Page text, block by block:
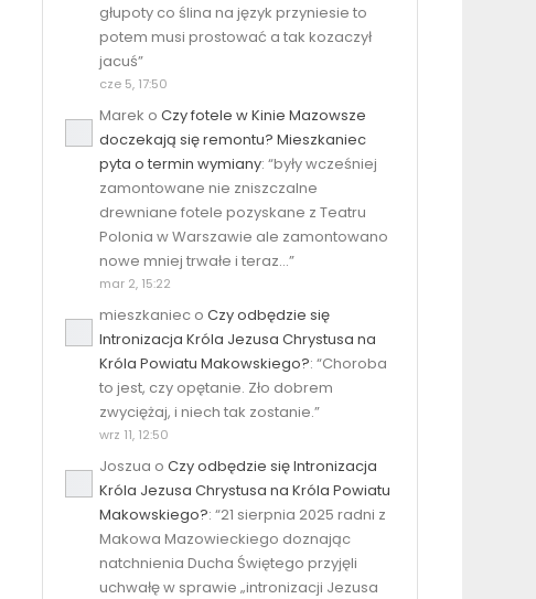
głupoty co ślina na język przyniesie to
potem musi prostować a tak kozaczył
jacuś”
cze 5, 17:50
Marek o Czy fotele w Kinie Mazowsze
doczekają się remontu? Mieszkaniec
pyta o termin wymiany: “były wcześniej
zamontowane nie zniszczalne
drewniane fotele pozyskane z Teatru
Polonia w Warszawie ale zamontowano
nowe mniej trwałe i teraz…”
mar 2, 15:22
mieszkanieco Czy odbędzie się
Intronizacja Króla Jezusa Chrystusa na
Króla Powiatu Makowskiego?: “Choroba
to jest, czy opętanie. Zło dobrem
zwyciężaj, i niech tak zostanie.”
wrz 11, 12:50
Joszua o Czy odbędzie się Intronizacja
Króla Jezusa Chrystusa na Króla Powiatu
Makowskiego?: “21 sierpnia 2025 radni z
Makowa Mazowieckiego doznając
natchnienia Ducha Świętego przyjęli
uchwałę w sprawie „intronizacji Jezusa